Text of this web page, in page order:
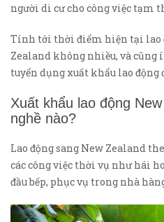
người di cư cho công việc tạm
Tính tới thời điểm hiện tại lao
Zealand không nhiều, và cũng
tuyển dụng xuất khẩu lao động
Xuất khẩu lao động
nghề nào?
Lao động sang New Zealand
các công việc thời vụ như hái
đầu bếp, phục vụ trong nhà